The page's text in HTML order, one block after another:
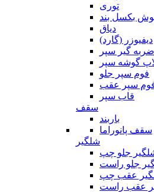
توری
بکسل بند
دیاق
دیفیوزر (گارد)
ضربه گیر سپر
گوشه سپر
فوم سپر جلو
سپر عقب
قاب سپر
سقف
باربند
سقف پانوراما
شلگیر
جلو چپ
جلو راست
عقب چپ
عقب راست